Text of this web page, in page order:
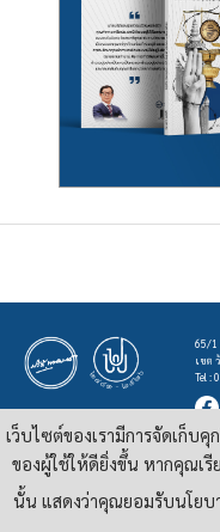
65/1
เขต
Tel :
บทความ รูปภาพ และสื่ออื่นๆ ที่มีสัญ
เผยแพร่ภายใต้สัญญาอนุญาตครีเ
เว็บไซต์ของเรามีการจัดเก็บ
ของผู้ใช้ให้ดียิ่งขึ้น หากคุณเรี
นั้น แสดงว่าคุณยอมรับนโยบ